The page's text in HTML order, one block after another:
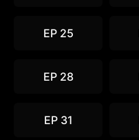
EP 25
EP 28
EP 31